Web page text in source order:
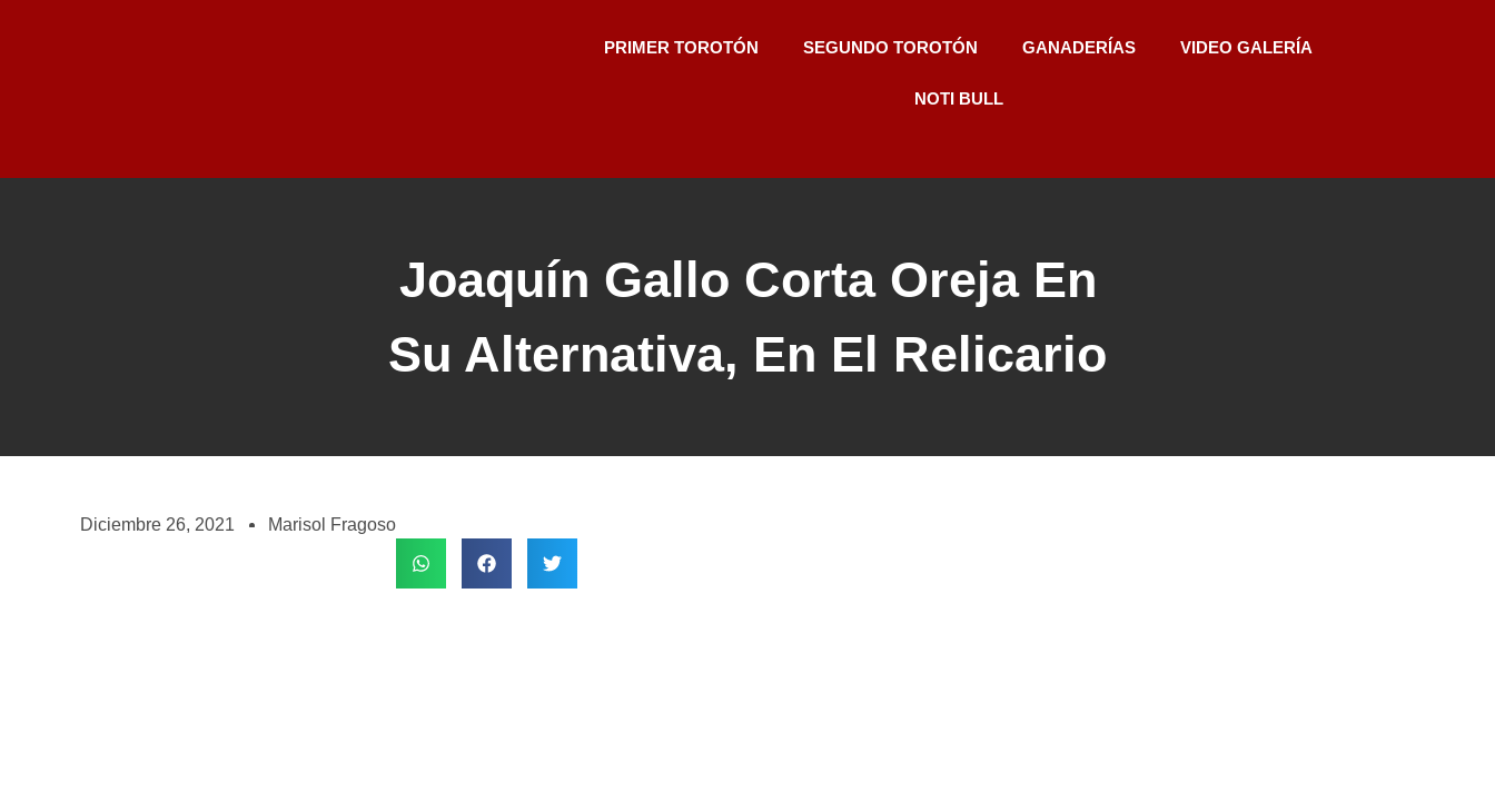
PRIMER TOROTÓN SEGUNDO TOROTÓN GANADERÍAS VIDEO GALERÍA
NOTI BULL
Joaquín Gallo Corta Oreja En
Su Alternativa, En El Relicario
Diciembre 26, 2021 Marisol Fragoso